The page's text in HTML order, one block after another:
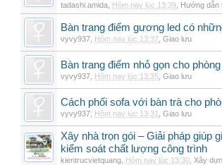
tadashi.amida Hôm nay lúc 13:39 Hướng dẫn
Bàn trang điểm gương led có
vyvy937 Hôm nay lúc 13:37 Giao lưu
Bàn trang điểm nhỏ gọn cho
vyvy937 Hôm nay lúc 13:35 Giao lưu
Cách phối sofa với bàn trà cho
vyvy937 Hôm nay lúc 13:31 Giao lưu
Xây nhà trọn gói – Giải pháp giúp
kiểm soát chất lượng công trình
kientrucvietquang Hôm nay lúc 13:30 Xây